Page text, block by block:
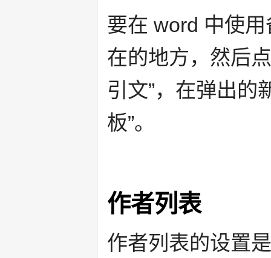
要在 word 中使
在的地方，然后
引文”，在弹出的
板”。
作者列表
作者列表的设置